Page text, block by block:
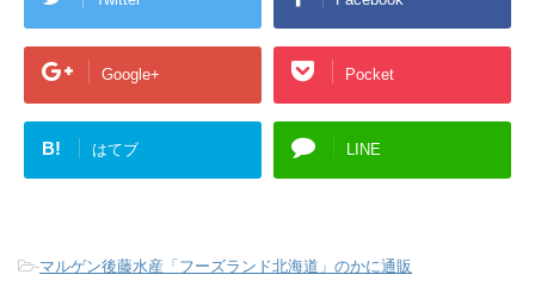
Google+ Pocket
B! はてブ LINE
-マルゲン後藤水産「フーズランド北海道」のかに通販